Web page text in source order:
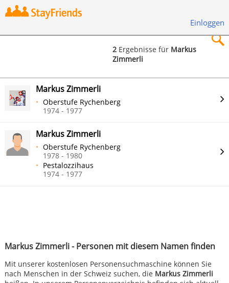
Einloggen
Suchen
2 Ergebnisse für Markus
Zimmerli
Markus Zimmerli - Personen mit diesem Namen finden
Mit unserer kostenlosen Personensuchmaschine können Sie
nach Menschen in der Schweiz suchen, die Markus Zimmerli
Markus Zimmerli
Oberstufe Rychenberg
1974 - 1977
Markus Zimmerli
Oberstufe Rychenberg
1978 - 1980
Pestalozzihaus
1974 - 1977